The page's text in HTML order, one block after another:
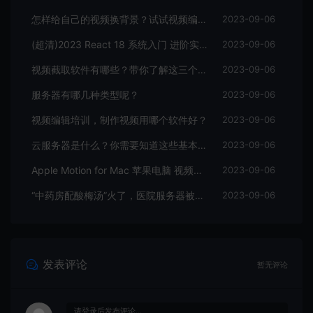
怎样给自己的视频换背景？试试视频编辑软件 2023-09-06
(超清)2023 React 18 系统入门 进阶实战《欢乐购》 2023-09-06
视频截取软件有哪些？带你了解这三个视频编辑软件 2023-09-06
服务器有哪几种类型呢？ 2023-09-06
视频编辑培训，制作视频用哪个软件好？ 2023-09-06
云服务器是什么？你需要知道这些基本知识 2023-09-06
Apple Motion for Mac 苹果电脑 视频编辑软件 2023-09-06
“中药房配酸梅汤”火了，医院服务器被挤爆，网友：更适合中国宝宝体质 2023-09-06
发表评论 暂无评论